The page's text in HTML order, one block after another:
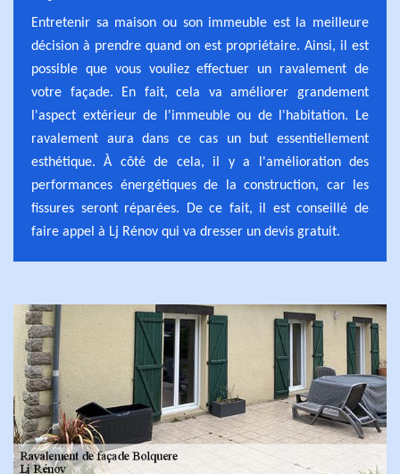
Entretenir sa maison ou son immeuble est la meilleure
décision à prendre quand on est propriétaire. Ainsi, il est
possible que vous vouliez effectuer un ravalement de
votre façade. En fait, cela va améliorer grandement
l'aspect extérieur de l'immeuble ou de l'habitation. Le
ravalement aura dans ce cas un but essentiellement
esthétique. À côté de cela, il y a l'amélioration des
performances énergétiques de la construction, car les
fissures seront réparées. De ce fait, il est conseillé de
faire appel à Lj Rénov qui va dresser un devis gratuit.